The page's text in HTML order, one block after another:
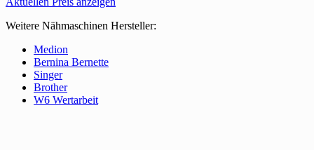
Weitere Nähmaschinen Hersteller:
Medion
Bernina Bernette
Singer
Brother
W6 Wertarbeit